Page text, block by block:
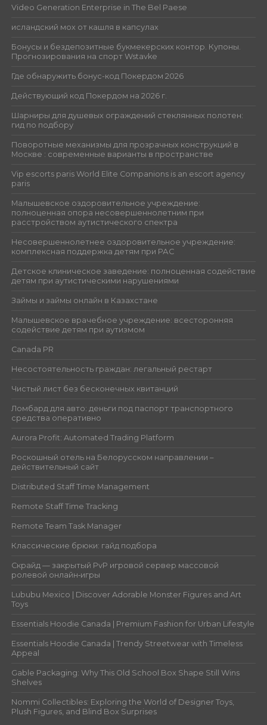
Video Generation Enterprise in The Bel Paese
исландский мох от кашля в капсулах
Бонусы и бездепозитные букмекерских контор. Купоны.
Прогнозирования на спорт Wstavke
Где обнаружить бонус-код Покердом 2026
Действующий код Покердом на 2026 г.
Шарниры для душевых ограждений стеклянных полотен:
гид по подбору
Поворотные механизмы для прозрачных конструкций в
Москве : современные варианты в пространстве
Vip escorts paris World Elite Companions is an escort agency
paris
Малышевское оздоровительное учреждение:
полноценная опора несовершеннолетним при
расстройством аутистического спектра
Несовершеннолетнее оздоровительное учреждение:
комплексная поддержка детям при РАС
Детское клиническое заведение: полноценная содействие
детям при аутистическими нарушениями
Займы и займы онлайн в Казахстане
Малышевское врачебное учреждение: всесторонняя
содействие детям при аутизмом
Canada PR
Несостоятельность граждан: легальный рестарт
Чистый лист без бесконечных квитанций
Ломбард для авто: деньги под паспорт транспортного
средства оперативно
Aurora Profit: Automated Trading Platform
Роскошный отель на Белорусском направлении –
действительный сайт
Distributed Staff Time Management
Remote Staff Time Tracking
Remote Team Task Manager
Классические брюки: гайд подбора
Скрайд — закрытый PvP игровой сервер массовой
ролевой онлайн‑игры
Lububu Mexico | Discover Adorable Monster Figures and Art
Toys
Essentials Hoodie Canada | Premium Fashion for Urban Lifestyle
Essentials Hoodie Canada | Trendy Streetwear with Timeless
Appeal
Gable Packaging: Why This Old School Box Shape Still Wins
Shelves
Nommi Collectibles: Exploring the World of Designer Toys,
Plush Figures, and Blind Box Surprises